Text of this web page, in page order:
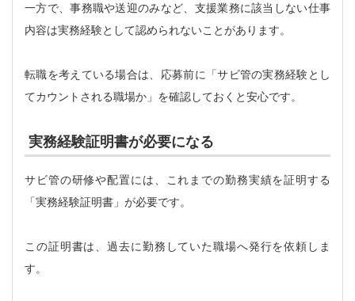
一方で、事務職や送迎のみなど、支援業務に該当しない仕事
内容は実務経験として認められないことがあります。
転職を考えている場合は、応募前に「サビ管の実務経験とし
てカウントされる職場か」を確認しておくと安心です。
実務経験証明書が必要になる
サビ管の研修や配置には、これまでの勤務実績を証明する
「実務経験証明書」が必要です。
この証明書は、過去に勤務していた職場へ発行を依頼しま
す。